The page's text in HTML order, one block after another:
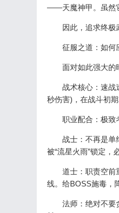
——天魔神甲。虽然
因此，追求终极武
征服之道：如何
面对如此强大的暗
战术核心：速战速
秒伤害)，在战斗初期
职业配合：极致
战士：不再是单纯
被“流星火雨”锁定，
道士：职责空前重
线。给BOSS施毒，
法师：绝对不要贪